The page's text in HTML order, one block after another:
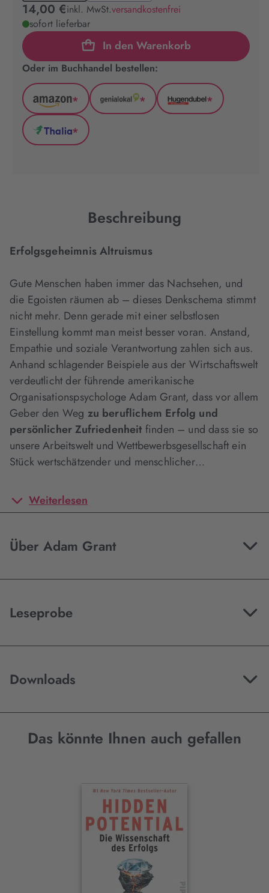
14,00 €inkl. MwSt.versandkostenfrei
sofort lieferbar
In den Warenkorb
Oder im Buchhandel bestellen:
Amazon
(wird
in
neuem
*
GenialLokal
*
Hugendubel
*
Thalia
*
Beschreibung
Erfolgsgeheimnis Altruismus
Gute Menschen haben immer das Nachsehen, und
die Egoisten räumen ab – dieses Denkschema stimmt
nicht mehr. Denn gerade mit einer selbstlosen
Einstellung kommt man meist besser voran. Anstand,
Empathie und soziale Verantwortung zahlen sich aus.
Anhand schlagender Beispiele aus der Wirtschaftswelt
verdeutlicht der führende amerikanische
Organisationspsychologe Adam Grant, dass vor allem
Geber den Weg zu beruflichem Erfolg und
persönlicher Zufriedenheit finden – und dass sie so
unsere Arbeitswelt und Wettbewerbsgesellschaft ein
Stück wertschätzender und menschlicher…
Weiterlesen
Über Adam Grant
Leseprobe
Downloads
Das könnte Ihnen auch gefallen